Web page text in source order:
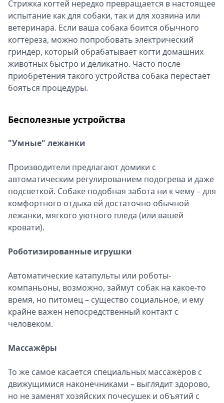
Стрижка когтей нередко превращается в настоящее
испытание как для собаки, так и для хозяина или
ветеринара. Если ваша собака боится обычного
когтереза, можно попробовать электрический
гриндер, который обрабатывает когти домашних
животных быстро и деликатно. Часто после
приобретения такого устройства собака перестаёт
бояться процедуры.
Бесполезные устройства
"Умные" лежанки
Производители предлагают домики с
автоматическим регулированием подогрева и даже
подсветкой. Собаке подобная забота ни к чему – для
комфортного отдыха ей достаточно обычной
лежанки, мягкого уютного пледа (или вашей
кровати).
Роботизированные игрушки
Автоматические катапульты или роботы-
компаньоны, возможно, займут собак на какое-то
время, но питомец – существо социальное, и ему
крайне важен непосредственный контакт с
человеком.
Массажёры
То же самое касается специальных массажёров с
движущимися наконечниками – выглядит здорово,
но не заменят хозяйских почесушек и объятий с